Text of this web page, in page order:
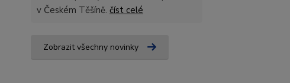
v Českém Těšíně. číst celé
Zobrazit všechny novinky